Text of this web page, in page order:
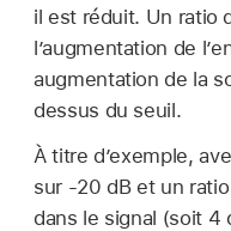
il est réduit. Un ratio
l’augmentation de
augmentation de la
dessus du seuil.
À titre d’exemple,
sur -20 dB et un
dans le signal (soit 4